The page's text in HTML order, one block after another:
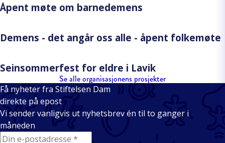
Åpent møte om barnedemens
Demens - det angår oss alle - åpent folkemøte
Seinsommerfest for eldre i Lavik
Se alle organisasjonens prosjekter
Få nyheter fra Stiftelsen Dam
direkte på epost
Vi sender vanligvis ut nyhetsbrev én til to ganger i
måneden
E-mail